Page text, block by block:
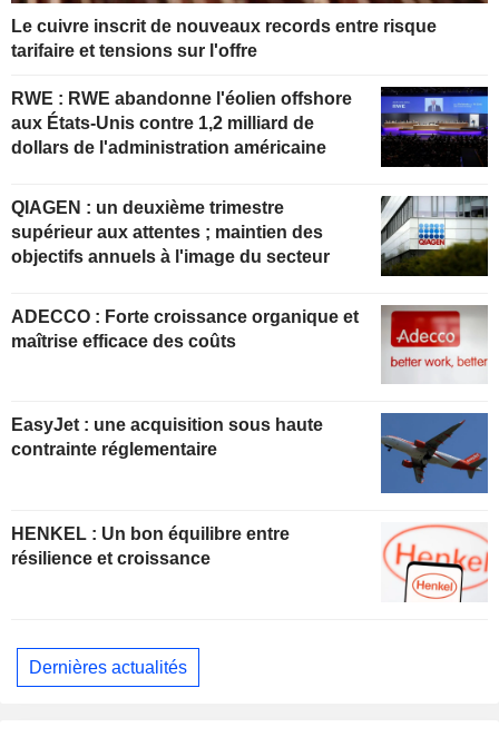
Le cuivre inscrit de nouveaux records entre risque
tarifaire et tensions sur l'offre
RWE : RWE abandonne l'éolien offshore
aux États-Unis contre 1,2 milliard de
dollars de l'administration américaine
QIAGEN : un deuxième trimestre
supérieur aux attentes ; maintien des
objectifs annuels à l'image du secteur
ADECCO : Forte croissance organique et
maîtrise efficace des coûts
EasyJet : une acquisition sous haute
contrainte réglementaire
HENKEL : Un bon équilibre entre
résilience et croissance
Dernières actualités